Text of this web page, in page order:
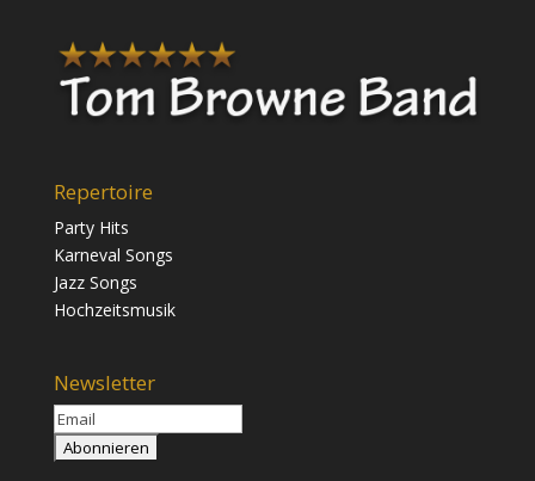
Repertoire
Party Hits
Karneval Songs
Jazz Songs
Hochzeitsmusik
Newsletter